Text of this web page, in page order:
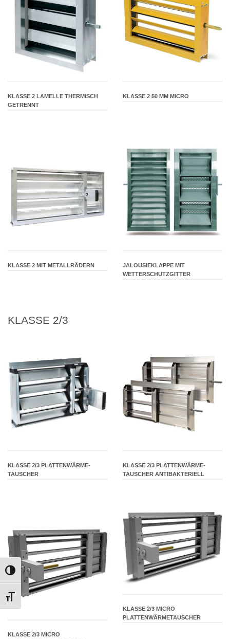
TOGGLE HIGH CONTRAST
TOGGLE FONT SIZE
KLASSE 2 LAMELLE THERMISCH
GETRENNT
KLASSE 2 50 MM MICRO
KLASSE 2 MIT METALLRÄDERN
JALOUSIEKLAPPE MIT
WETTERSCHUTZGITTER
KLASSE 2/3
KLASSE 2/3 PLATTENWÄRME-
TAUSCHER
KLASSE 2/3 PLATTENWÄRME-
TAUSCHER ANTIBAKTERIELL
KLASSE 2/3 MICRO
KLASSE 2/3 MICRO
PLATTENWÄRMETAUSCHER